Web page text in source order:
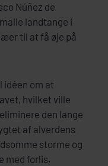
Núñez de
landtange i
til at få øje på
idéen om at
hvilket ville
den lange
af alverdens
storme og
med forlis.